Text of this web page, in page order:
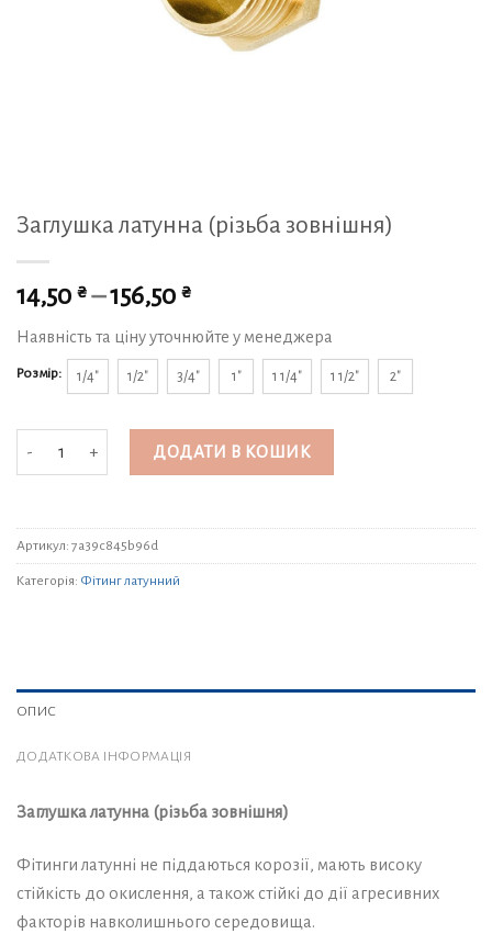
Заглушка латунна (різьба зовнішня)
14,50 ₴ –156,50 ₴
Наявність та ціну уточнюйте у менеджера
Розмір: 1/4" 1/2" 3/4" 1" 1 1/4" 1 1/2" 2"
Заглушка латунна (різьба зовнішня) кількість
ДОДАТИ В КОШИК
Артикул: 7a39c845b96d
Категорія: Фітинг латунний
ОПИС
ДОДАТКОВА ІНФОРМАЦІЯ
Заглушка латунна (різьба зовнішня)
Фітинги латунні не піддаються корозії, мають високу
стійкість до окислення, а також стійкі до дії агресивних
факторів навколишнього середовища.